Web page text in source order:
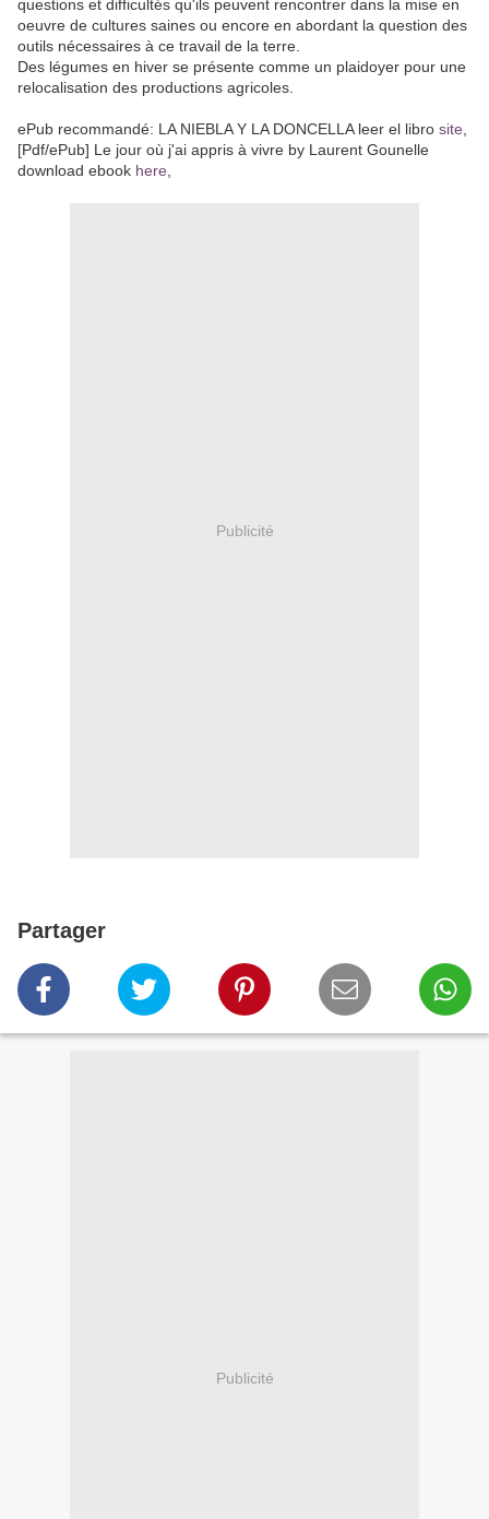
questions et difficultés qu'ils peuvent rencontrer dans la mise en
oeuvre de cultures saines ou encore en abordant la question des
outils nécessaires à ce travail de la terre.
Des légumes en hiver se présente comme un plaidoyer pour une
relocalisation des productions agricoles.
ePub recommandé: LA NIEBLA Y LA DONCELLA leer el libro site
[Pdf/ePub] Le jour où j'ai appris à vivre by Laurent Gounelle
download ebook here
Publicité
Partager
Publicité